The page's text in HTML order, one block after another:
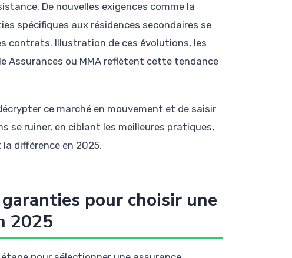
De nouvelles exigences comme la
spécifiques aux résidences secondaires se
contrats. Illustration de ces évolutions, les
Assurances ou MMA reflètent cette tendance
ce marché en mouvement et de saisir
se ruiner, en ciblant les meilleures pratiques,
différence en 2025.
pour choisir une
2025